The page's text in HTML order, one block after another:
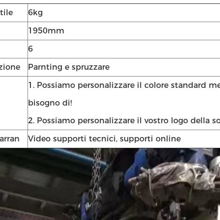
6kg
1950mm
6
Parnting e spruzzare
1. Possiamo personalizzare il colore standard
bisogno di!
2. Possiamo personalizzare il vostro logo della
Video supporti tecnici, supporti online